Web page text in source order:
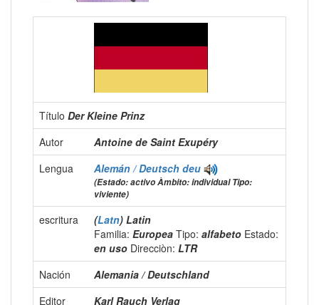
Título Der Kleine Prinz
Autor
Antoine de Saint Exupéry
Lengua
Alemán / Deutsch deu
(Estado: activo Àmbito: individual Tipo:
viviente)
escritura (Latn) Latin
Familia: Europea Tipo: alfabeto Estado:
en uso Direcciòn: LTR
Nación
Alemania / Deutschland
Editor
Karl Rauch Verlag